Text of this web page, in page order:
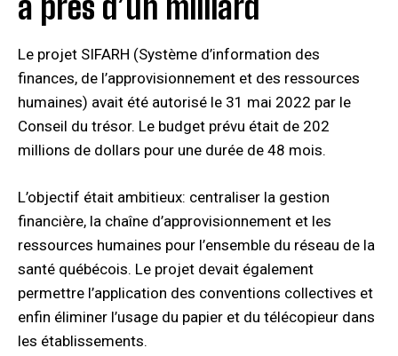
Le projet SIFARH (Système d’information des
finances, de l’approvisionnement et des ressources
humaines) avait été autorisé le 31 mai 2022 par le
Conseil du trésor. Le budget prévu était de 202
millions de dollars pour une durée de 48 mois.
L’objectif était ambitieux: centraliser la gestion
financière, la chaîne d’approvisionnement et les
ressources humaines pour l’ensemble du réseau de la
santé québécois. Le projet devait également
permettre l’application des conventions collectives et
enfin éliminer l’usage du papier et du télécopieur dans
les établissements.